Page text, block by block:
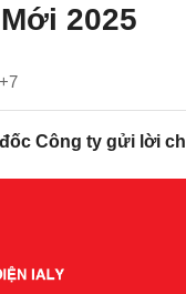
2025
Công ty gửi lời